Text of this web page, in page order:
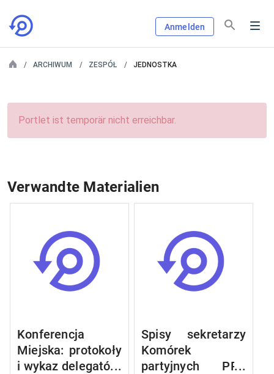
Anmelden
ARCHIWUM ZESPÓŁ JEDNOSTKA
Portlet ist temporär nicht erreichbar.
Verwandte Materialien
Konferencja
Miejska: protokoły
i wykaz delegatów,
Spisy sekretarzy
Komórek
partyjnych PPR